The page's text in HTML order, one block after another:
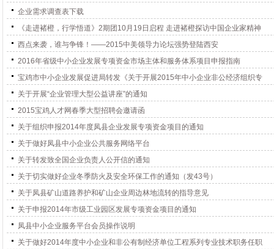
企业需求调查表下载
《走进褚橙，行学悟道》2期团10月19日启程 走进褚橙探访中国企业家精神
西点来袭，谁与争锋！——2015中美领导力论坛强势登陆西安
2016年省级中小企业发展专项资金市场主体和服务体系项目申报指南
宝鸡市中小企业发展促进局转发《关于开展2015年中小企业非公经济组织专
关于开展“企业管理大型公益讲座”的通知
2015宝鸡人才网春季大型招聘会邀请函
关于组织申报2014年度凤县企业发展专项资金项目的通知
关于做好凤县中小企业公共服务网络平台
关于转发致全国企业负责人公开信的通知
关于切实做好企业冬季防火及安全环保工作的通知（发43号）
关于凤县矿山道路养护和矿山企业周边林地流转的指导意见
关于申报2014年市级工业园区发展专项资金项目的通知
凤县中小企业服务平台会员操作说明
关于做好2014年度中小企业和非公有制经济单位工程系列专业技术职务任职